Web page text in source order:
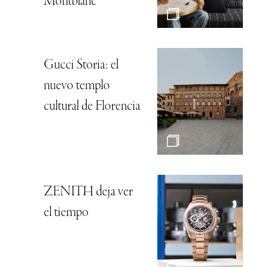
Gucci Storia: el
nuevo templo
cultural de Florencia
ZENITH deja ver
el tiempo